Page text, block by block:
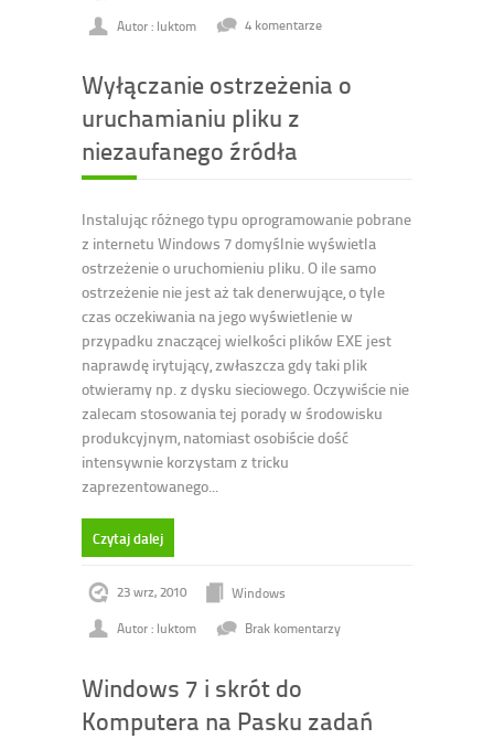
Autor : luktom
4 komentarze
Wyłączanie ostrzeżenia o
uruchamianiu pliku z
niezaufanego źródła
Instalując różnego typu oprogramowanie pobrane
z internetu Windows 7 domyślnie wyświetla
ostrzeżenie o uruchomieniu pliku. O ile samo
ostrzeżenie nie jest aż tak denerwujące, o tyle
czas oczekiwania na jego wyświetlenie w
przypadku znaczącej wielkości plików EXE jest
naprawdę irytujący, zwłaszcza gdy taki plik
otwieramy np. z dysku sieciowego. Oczywiście nie
zalecam stosowania tej porady w środowisku
produkcyjnym, natomiast osobiście dość
intensywnie korzystam z tricku
zaprezentowanego...
Czytaj dalej
23 wrz, 2010
Windows
Autor : luktom
Brak komentarzy
Windows 7 i skrót do
Komputera na Pasku zadań